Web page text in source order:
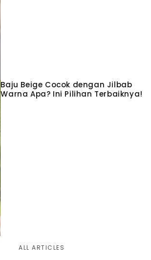
Baju Beige Cocok dengan Jilbab
Warna Apa? Ini Pilihan Terbaiknya!
ALL ARTICLES